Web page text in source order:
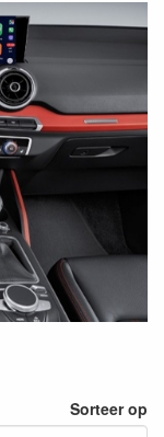
Sorteer op